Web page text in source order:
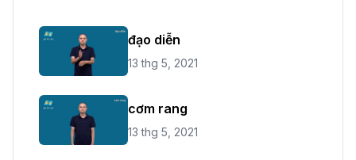
đạo diễn
13 thg 5, 2021
cơm rang
13 thg 5, 2021